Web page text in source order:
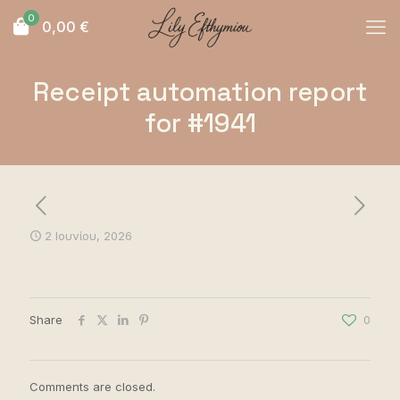
0 0,00 €
Receipt automation report
for #1941
2 Ιουνίου, 2026
Share 0
Comments are closed.